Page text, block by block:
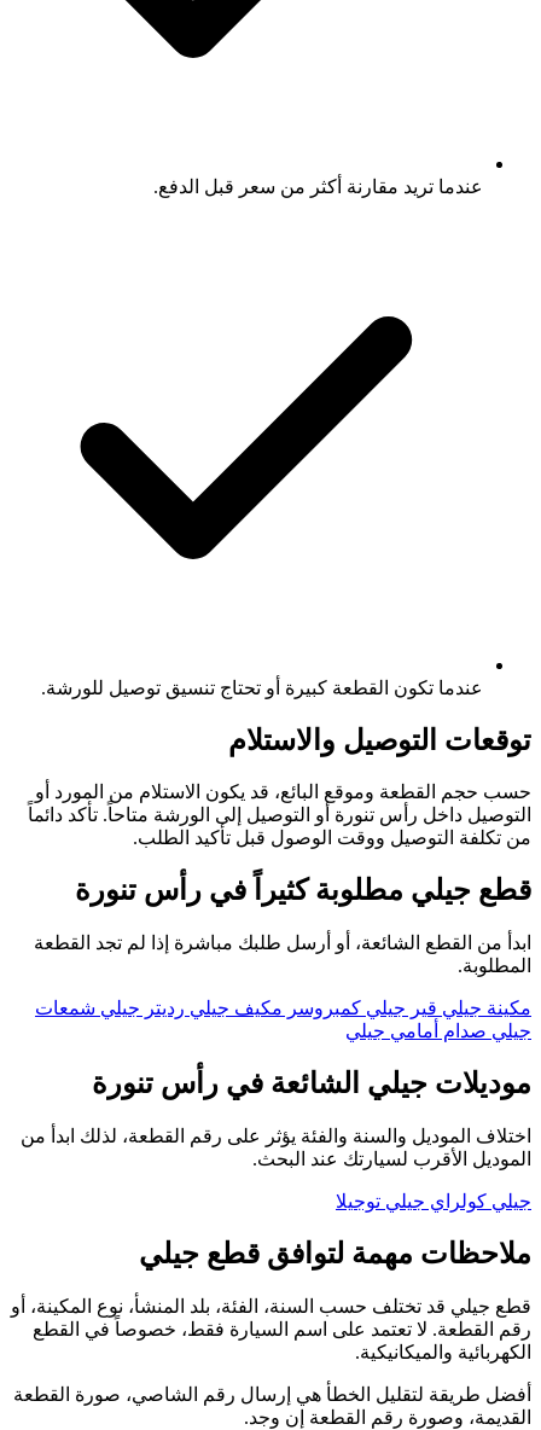
عندما تريد مقارنة أكثر من سعر قبل الدفع.
عندما تكون القطعة كبيرة أو تحتاج تنسيق توصيل للورشة.
توقعات التوصيل والاستلام
حسب حجم القطعة وموقع البائع، قد يكون الاستلام من المورد أو
التوصيل داخل رأس تنورة أو التوصيل إلى الورشة متاحاً. تأكد دائماً
من تكلفة التوصيل ووقت الوصول قبل تأكيد الطلب.
قطع جيلي مطلوبة كثيراً في رأس تنورة
ابدأ من القطع الشائعة، أو أرسل طلبك مباشرة إذا لم تجد القطعة
المطلوبة.
مكينة جيلي قير جيلي كمبروسر مكيف جيلي رديتر جيلي شمعات
جيلي صدام أمامي جيلي
موديلات جيلي الشائعة في رأس تنورة
اختلاف الموديل والسنة والفئة يؤثر على رقم القطعة، لذلك ابدأ من
الموديل الأقرب لسيارتك عند البحث.
جيلي كولراي جيلي توجيلا
ملاحظات مهمة لتوافق قطع جيلي
قطع جيلي قد تختلف حسب السنة، الفئة، بلد المنشأ، نوع المكينة، أو
رقم القطعة. لا تعتمد على اسم السيارة فقط، خصوصاً في القطع
الكهربائية والميكانيكية.
أفضل طريقة لتقليل الخطأ هي إرسال رقم الشاصي، صورة القطعة
القديمة، وصورة رقم القطعة إن وجد.